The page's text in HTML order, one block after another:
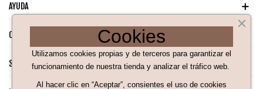
AYUDA
CATÁLOGO PARA TI
SÍGUENOS EN NUESTRAS REDES SOCIALES
Cookies
Utilizamos cookies propias y de terceros para garantizar el
funcionamiento de nuestra tienda y analizar el tráfico web.
Al hacer clic en “Aceptar”, consientes el uso de cookies